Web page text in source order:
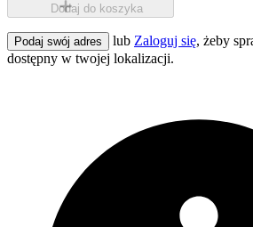
Dodaj do koszyka
Podaj swój adres lub Zaloguj się, żeby
dostępny w twojej lokalizacji.